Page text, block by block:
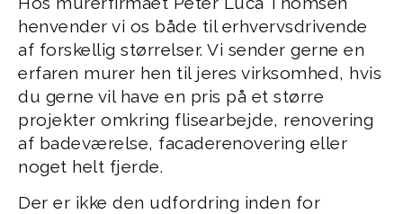
henvender vi os både til erhvervsdrivende
af forskellig størrelser. Vi sender gerne en
erfaren murer hen til jeres virksomhed, hvis
du gerne vil have en pris på et større
projekter omkring flisearbejde, renovering
af badeværelse, facaderenovering eller
noget helt fjerde.
Der er ikke den udfordring inden for